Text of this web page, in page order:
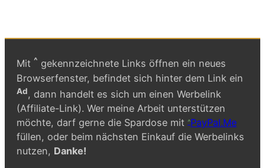
Mit ^ gekennzeichnete Links öffnen ein neues
Browserfenster, befindet sich hinter dem Link ein
Ad, dann handelt es sich um einen Werbelink
(Affiliate-Link). Wer meine Arbeit unterstützen
möchte, darf gerne die Spardose mit PayPal.Me
füllen, oder beim nächsten Einkauf die Werbelinks
nutzen, Danke!